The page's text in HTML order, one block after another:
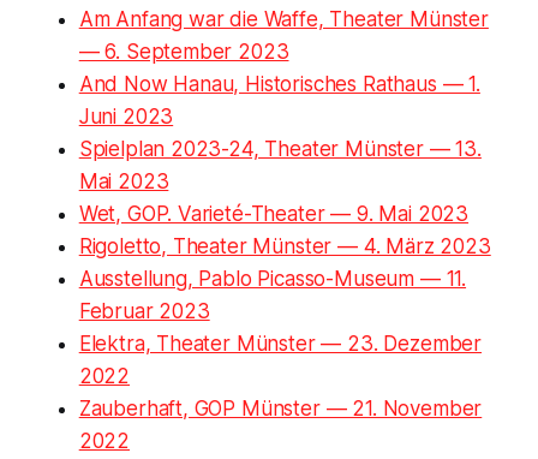
Am Anfang war die Waffe, Theater Münster
— 6. September 2023
And Now Hanau, Historisches Rathaus — 1.
Juni 2023
Spielplan 2023-24, Theater Münster — 13.
Mai 2023
Wet, GOP. Varieté-Theater — 9. Mai 2023
Rigoletto, Theater Münster — 4. März 2023
Ausstellung, Pablo Picasso-Museum — 11.
Februar 2023
Elektra, Theater Münster — 23. Dezember
2022
Zauberhaft, GOP Münster — 21. November
2022